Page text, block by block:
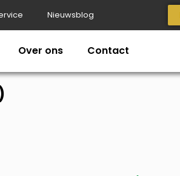
Nieuwsblog
Over ons Contact